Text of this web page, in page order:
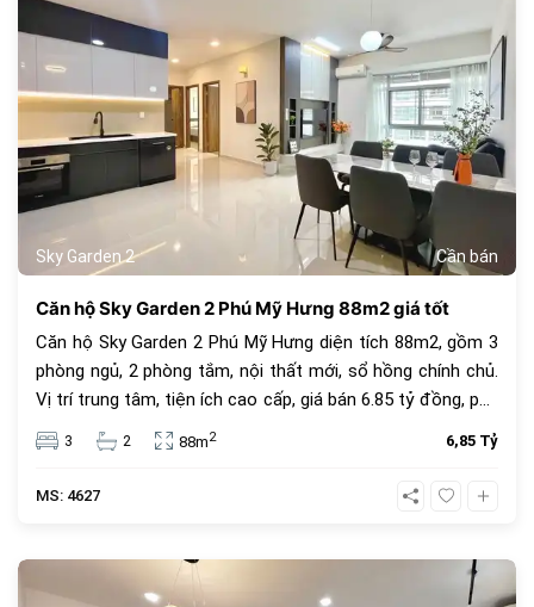
Sky Garden 2 Cần bán
Căn hộ Sky Garden 2 Phú Mỹ Hưng 88m2 giá tốt
Căn hộ Sky Garden 2 Phú Mỹ Hưng diện tích 88m2, gồm 3
phòng ngủ, 2 phòng tắm, nội thất mới, sổ hồng chính chủ.
Vị trí trung tâm, tiện ích cao cấp, giá bán 6.85 tỷ đồng, phù
hợp để ở hoặc đầu tư.
3 2 88m2 6,85 Tỷ
MS: 4627